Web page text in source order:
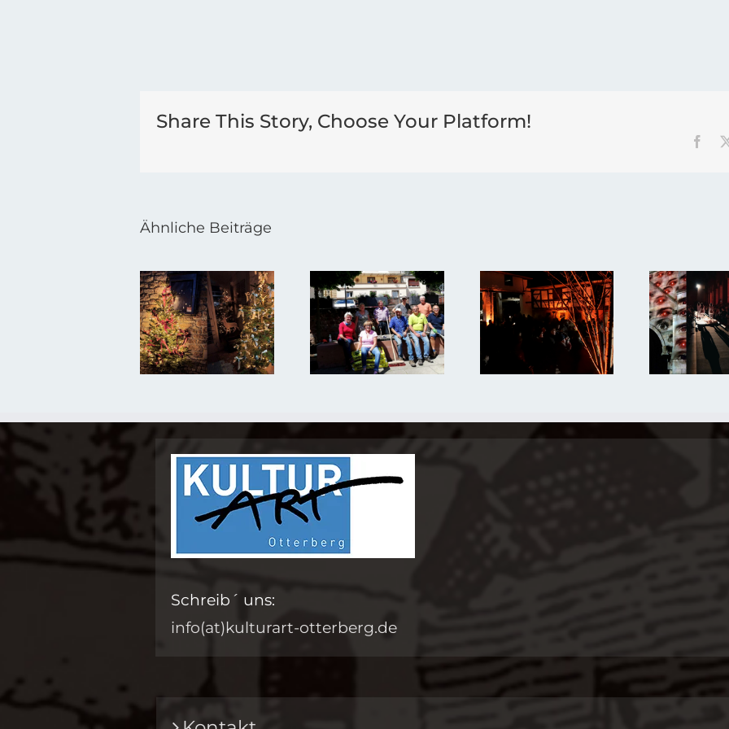
Share This Story, Choose Your Platform!
Ähnliche Beiträge
WeihnachtsbaumaktionStadtbildpflege
vom 12.
Okt. 2020
Wintergrillen
im Hof
Jörg vom
07. Feb.
2020
– Die
inszenierte
Abtei vom
06. Sept.
Schreib´ uns:
info(at)kulturart-otterberg.de